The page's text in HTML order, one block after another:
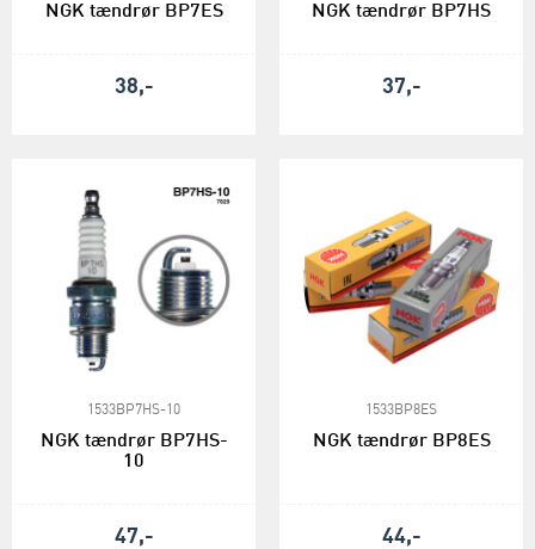
NGK tændrør BP7ES
38,-
NGK tændrør BP7HS
37,-
1533BP7HS-10
NGK tændrør BP7HS-
10
47,-
1533BP8ES
NGK tændrør BP8ES
44,-